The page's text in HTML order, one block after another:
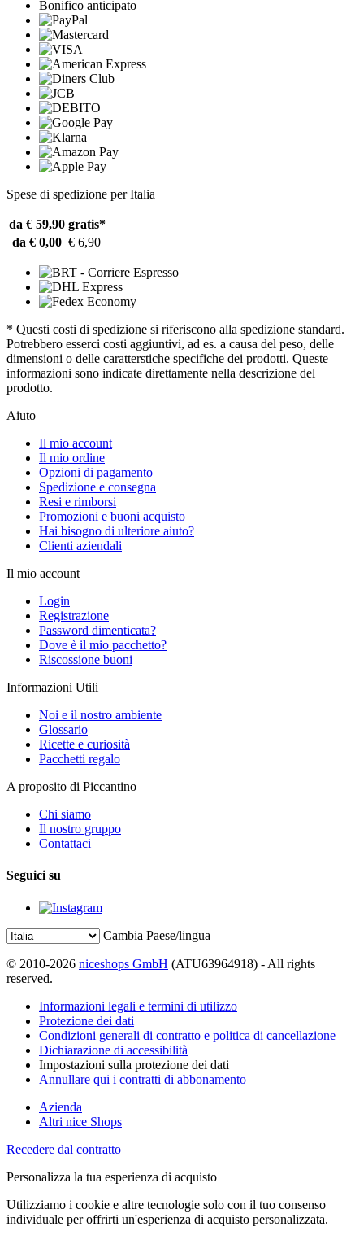
Bonifico anticipato
Spese di spedizione per Italia
da € 59,90 gratis*
da € 0,00 € 6,90
* Questi costi di spedizione si riferiscono alla spedizione standard.
Potrebbero esserci costi aggiuntivi, ad es. a causa del peso, delle
dimensioni o delle caratterstiche specifiche dei prodotti. Queste
informazioni sono indicate direttamente nella descrizione del
prodotto.
Aiuto
Il mio account
Il mio ordine
Opzioni di pagamento
Spedizione e consegna
Resi e rimborsi
Promozioni e buoni acquisto
Hai bisogno di ulteriore aiuto?
Clienti aziendali
Il mio account
Login
Registrazione
Password dimenticata?
Dove è il mio pacchetto?
Riscossione buoni
Informazioni Utili
Noi e il nostro ambiente
Glossario
Ricette e curiosità
Pacchetti regalo
A proposito di Piccantino
Chi siamo
Il nostro gruppo
Contattaci
Seguici su
Cambia Paese/lingua
© 2010-2026 niceshops GmbH (ATU63964918) - All rights
reserved.
Informazioni legali e termini di utilizzo
Protezione dei dati
Condizioni generali di contratto e politica di cancellazione
Dichiarazione di accessibilità
Impostazioni sulla protezione dei dati
Annullare qui i contratti di abbonamento
Azienda
Altri nice Shops
Recedere dal contratto
Personalizza la tua esperienza di acquisto
Utilizziamo i cookie e altre tecnologie solo con il tuo consenso
individuale per offrirti un'esperienza di acquisto personalizzata.